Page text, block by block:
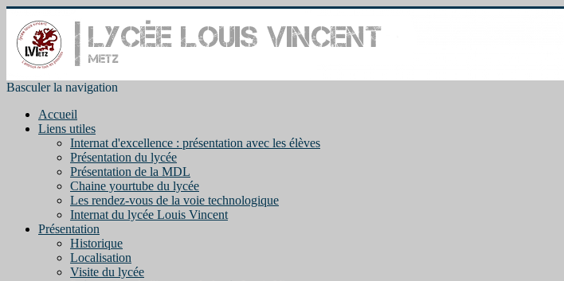
Basculer la navigation
Accueil
Liens utiles
Internat d'excellence : présentation avec les élèves
Présentation du lycée
Présentation de la MDL
Chaine yourtube du lycée
Les rendez-vous de la voie technologique
Internat du lycée Louis Vincent
Présentation
Historique
Localisation
Visite du lycée